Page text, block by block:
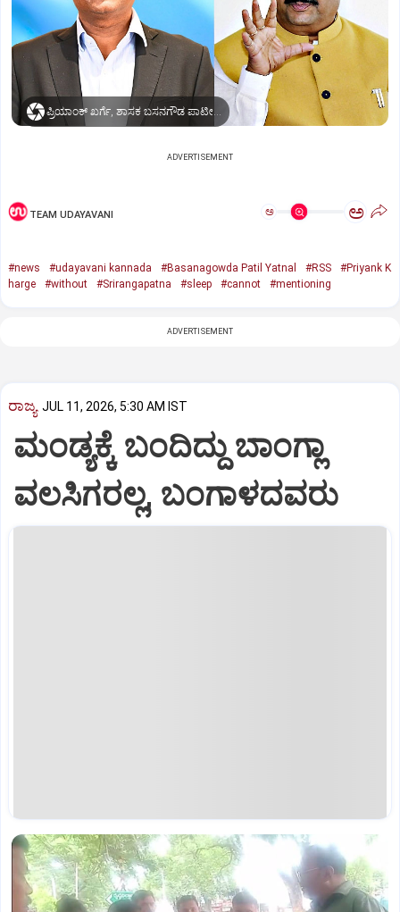
ಪ್ರಿಯಾಂಕ್ ಖರ್ಗೆ, ಶಾಸಕ ಬಸನಗೌಡ ಪಾಟೀಲ್‌ ಯತ್ನಾಳ್‌
ADVERTISEMENT
TEAM UDAYAVANI ಅ ಅ
#news #udayavani kannada #Basanagowda Patil Yatnal #RSS
#Priyank K
harge
#without #Srirangapatna #sleep #cannot #mentioning
ADVERTISEMENT
ರಾಜ್ಯ JUL 11, 2026, 5:30 AM IST
ಮಂಡ್ಯಕ್ಕೆ ಬಂದಿದ್ದು ಬಾಂಗ್ಲಾ
ವಲಸಿಗರಲ್ಲ, ಬಂಗಾಳದವರು